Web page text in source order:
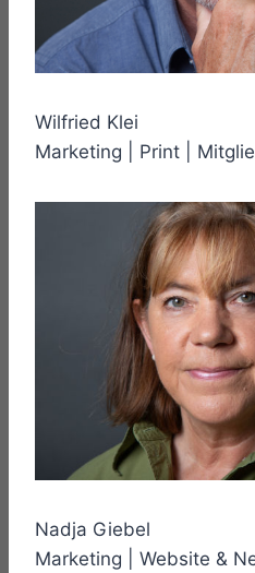
Wilfried Klei
Marketing | Print |
Nadja Giebel
Marketing | Website &